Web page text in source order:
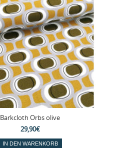
Barkcloth Orbs olive
29,90€
IN DEN WARENKORB